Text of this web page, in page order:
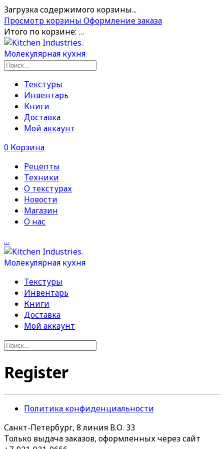
Загрузка содержимого корзины...
Просмотр корзины Оформление заказа
Итого по корзине: …
Текстуры
Инвентарь
Книги
Доставка
Мой аккаунт
0 Корзина
Рецепты
Техники
О текстурах
Новости
Магазин
О нас
…
Текстуры
Инвентарь
Книги
Доставка
Мой аккаунт
Register
Политика конфиденциальности
Санкт-Петербург, 8 линия В.О. 33
Только выдача заказов, оформленных через сайт